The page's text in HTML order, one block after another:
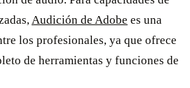
Audición de Adobe es una
los profesionales, ya que ofrece
de herramientas y funciones de